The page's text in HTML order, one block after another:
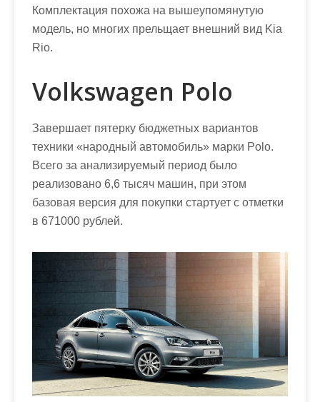
Комплектация похожа на вышеупомянутую
модель, но многих прельщает внешний вид Kia
Rio.
Volkswagen Polo
Завершает пятерку бюджетных вариантов
техники «народный автомобиль» марки Polo.
Всего за анализируемый период было
реализовано 6,6 тысяч машин, при этом
базовая версия для покупки стартует с отметки
в 671000 рублей.